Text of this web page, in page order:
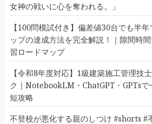
女神の戦いに心を奪われる。」
【100問模試付き】偏差値30台でも半
ップの達成方法を完全解説！｜隙間時
習ロードマップ
【令和8年度対応】1級建築施工管理技
ク｜NotebookLM・ChatGPT・GPTsで
短攻略
不登校が悪化する親のしつけ #shorts #